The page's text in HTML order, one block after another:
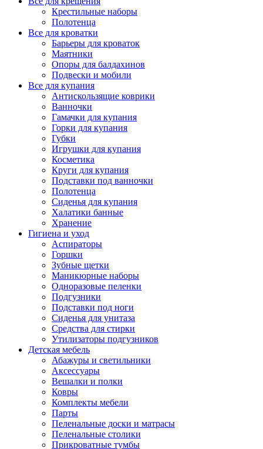
Крестильные наборы
Полотенца
Все для кроватки
Барьеры для кроваток
Маятники
Опоры для балдахинов
Подвески и мобили
Все для купания
Антискользящие коврики
Ванночки
Гамачки для купания
Горки для купания
Губки
Игрушки для купания
Косметика
Круги для купания
Подставки под ванночки
Полотенца
Сиденья для купания
Халатики банные
Хранение
Гигиена и уход
Аспираторы
Горшки
Зубные щетки
Маникюрные наборы
Одноразовые пеленки
Подгузники
Подставки под ноги
Сиденья для унитаза
Средства для стирки
Утилизаторы подгузников
Детская мебель
Абажуры и светильники
Аксессуары
Вешалки и полки
Ковры
Комплекты мебели
Парты
Пеленальные доски и матрасы
Пеленальные столики
Прикроватные тумбы